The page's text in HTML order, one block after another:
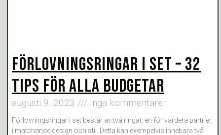
FÖRLOVNINGSRINGAR I SET – 32
TIPS FÖR ALLA BUDGETAR
augusti 9, 2023 Inga kommentarer
Förlovningsringar i set består av två ringar, en för vardera partner,
i matchande design och stil. Detta kan exempelvis innebära två